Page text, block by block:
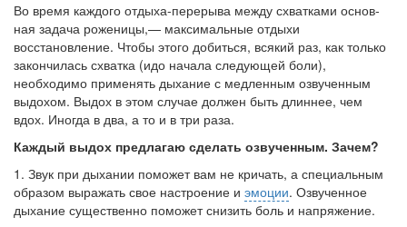
Во время каждого отдыха-перерыва между схватками основ­
ная задача роженицы,— максимальные отдыхи
восстановление. Чтобы этого добиться, всякий раз, как только
закончилась схват­ка (идо начала следующей боли),
необходимо применять дыха­ние с медленным озвученным
выдохом. Выдох в этом случае должен быть длиннее, чем
вдох. Иногда в два, а то и в три раза.
Каждый выдох предлагаю сделать озвученным. Зачем?
1. Звук при дыхании поможет вам не кричать, а специальным
образом выражать свое настроение и эмоции. Озвученное
дыха­ние существенно поможет снизить боль и напряжение.